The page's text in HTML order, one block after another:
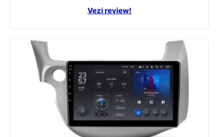
Vezi review!